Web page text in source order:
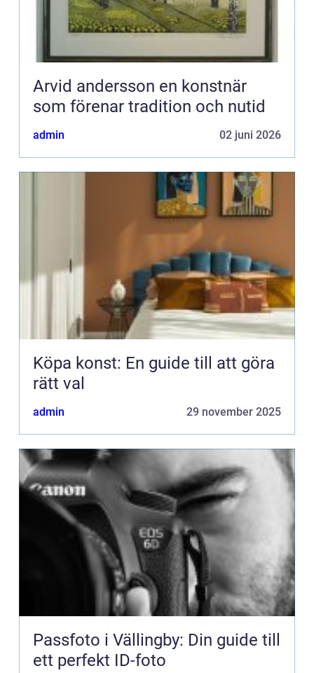
Arvid andersson en konstnär
som förenar tradition och nutid
admin 02 juni 2026
Köpa konst: En guide till att göra
rätt val
admin 29 november 2025
Passfoto i Vällingby: Din guide till
ett perfekt ID-foto